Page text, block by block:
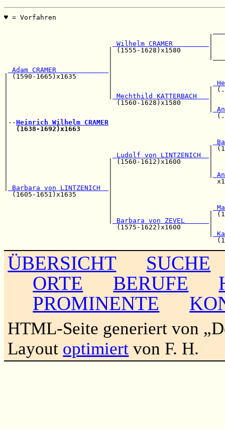
♥ = Vorfahren
Wilhelm CRAMER
| (1555-
Adam CRAMER
| (1590-1665)x1635        |
|                         |
Mechthild KATTERBACH
|                           (1560-
|
|--Heinrich Wilhelm CRAMER
(1638-1692)x1663
|                                                  |
Ludolf von LINTZENICH
|                         | (1560-
|                         |
Barbara von LINTZENICH
(1605-1651)x1635
|
Barbara von ZEVEL
(1575-
ÜBERSICHT
SUCHE
ORTE
BERUFE
PROMINENTE
HTML-Seite generiert von
Layout optimiert von F. H.